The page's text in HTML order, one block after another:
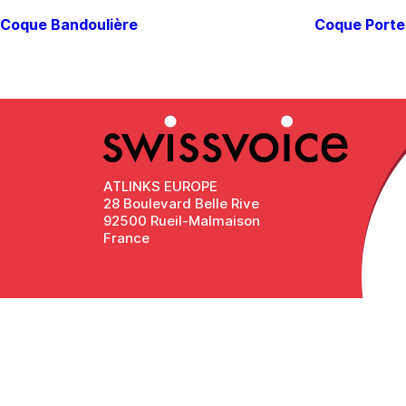
Coque Bandoulière Coque
ATLINKS EUROPE
28 Boulevard Belle Rive
92500 Rueil-Malmaison
France